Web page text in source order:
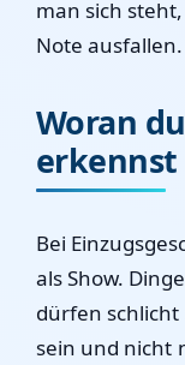
man sich
Note ausfallen.
Woran
erkennst
Bei
als Show.
dürfen
sein und nicht